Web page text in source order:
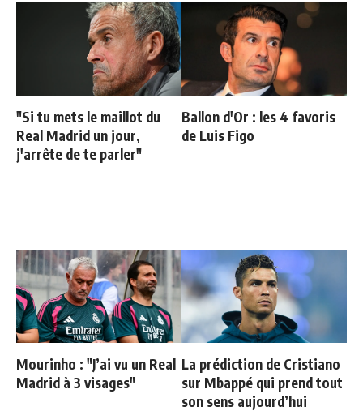
"Si tu mets le maillot du
Real Madrid un jour,
j'arrête de te parler"
Ballon d'Or : les 4 favoris
de Luis Figo
Mourinho : "J’ai vu un Real
Madrid à 3 visages"
La prédiction de Cristiano
sur Mbappé qui prend tout
son sens aujourd’hui